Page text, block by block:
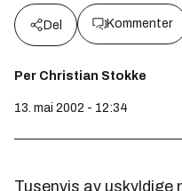
Del Kommenter
Per Christian Stokke
13. mai 2002 - 12:34
Tusenvis av uskyldige